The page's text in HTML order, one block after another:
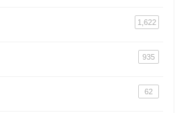
1,622
935
62